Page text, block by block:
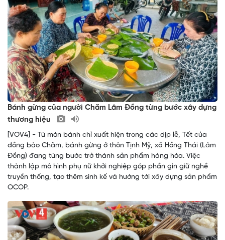
Bánh gừng của người Chăm Lâm Đồng từng bước xây dựng
thương hiệu
[VOV4] - Từ món bánh chỉ xuất hiện trong các dịp lễ, Tết của
đồng bào Chăm, bánh gừng ở thôn Tịnh Mỹ, xã Hồng Thái (Lâm
Đồng) đang từng bước trở thành sản phẩm hàng hóa. Việc
thành lập mô hình phụ nữ khởi nghiệp góp phần gìn giữ nghề
truyền thống, tạo thêm sinh kế và hướng tới xây dựng sản phẩm
OCOP.